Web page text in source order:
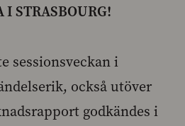
I STRASBOURG!
sessionsveckan i
också utöver
godkändes i